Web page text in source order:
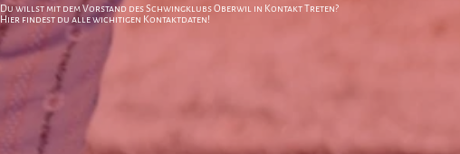
Du willst mit dem Vorstand des Schwingklubs Oberwil in Kontakt Treten?
Hier findest du alle wichitigen Kontaktdaten!